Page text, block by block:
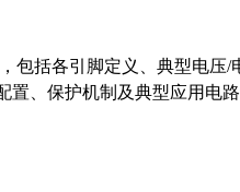
包括各引脚定义、典型电压
置、保护机制及典型应用电